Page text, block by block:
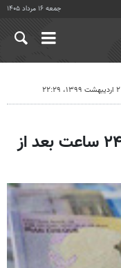
جمعه ۱۶ مرداد ۱۴۰۵
۲ اردیبهشت ۱۳۹۹، ۲۲:۲۹
واریز وام یک میلیون تومانی ۲۴ ساعت بعد از